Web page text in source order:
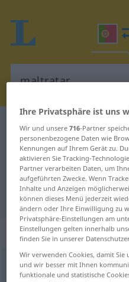
Portugiesisch-
Portugiesisch-
Übersetzung
"maltratar"
„maltratar“
maltratar [małtrɜˈtar]
Ihre Privatsphäre ist uns
Wir und unsere716-Partner
personenbezogene Daten wie
Kennungen auf Ihrem Gerät zu.
aktivieren Sie Tracking-
Partner verarbeiten Daten, um
aufgeführten Zwecke. Wenn
Inhalte und Anzeigen
können dieses Menü jederzeit
ändern oder Ihre Einwilligung zu
Privatsphäre-Einstellungen am
Einstellungen gelten innerhalb
finden Sie in unserer
Wir verwenden Cookies, damit Sie
und wir besser mit Ihnen
funktionale und statistische